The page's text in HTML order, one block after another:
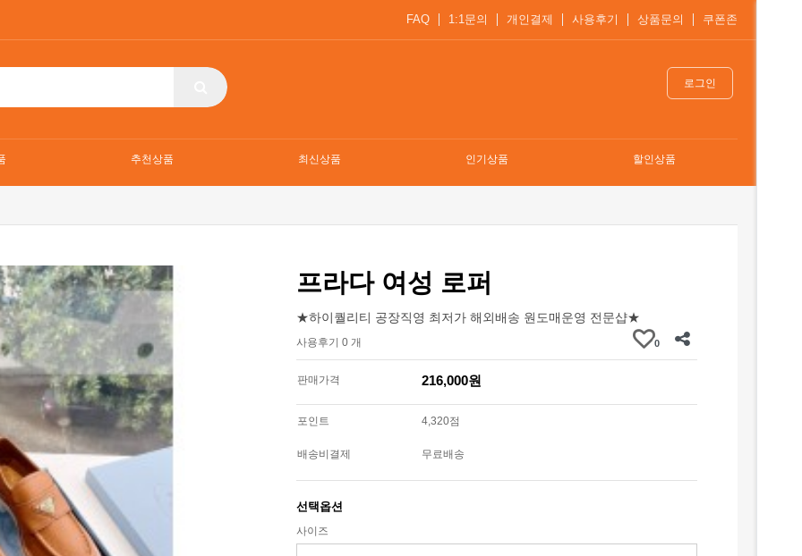
FAQ 1:1문의 개인결제 사용후기 상품문의 쿠폰존
로그인
추천상품 최신상품 인기상품 할인상품
프라다 여성 로퍼
★하이퀄리티 공장직영 최저가 해외배송 원도매운영 전문샵★
사용후기 0 개 0
판매가격 216,000원
포인트 4,320점
배송비결제 무료배송
선택옵션
사이즈